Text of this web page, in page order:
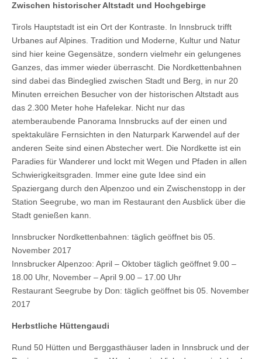
Zwischen historischer Altstadt und Hochgebirge
Tirols Hauptstadt ist ein Ort der Kontraste. In Innsbruck trifft
Urbanes auf Alpines. Tradition und Moderne, Kultur und Natur
sind hier keine Gegensätze, sondern vielmehr ein gelungenes
Ganzes, das immer wieder überrascht. Die Nordkettenbahnen
sind dabei das Bindeglied zwischen Stadt und Berg, in nur 20
Minuten erreichen Besucher von der historischen Altstadt aus
das 2.300 Meter hohe Hafelekar. Nicht nur das
atemberaubende Panorama Innsbrucks auf der einen und
spektakuläre Fernsichten in den Naturpark Karwendel auf der
anderen Seite sind einen Abstecher wert. Die Nordkette ist ein
Paradies für Wanderer und lockt mit Wegen und Pfaden in allen
Schwierigkeitsgraden. Immer eine gute Idee sind ein
Spaziergang durch den Alpenzoo und ein Zwischenstopp in der
Station Seegrube, wo man im Restaurant den Ausblick über die
Stadt genießen kann.
Innsbrucker Nordkettenbahnen: täglich geöffnet bis 05.
November 2017
Innsbrucker Alpenzoo: April – Oktober täglich geöffnet 9.00 –
18.00 Uhr, November – April 9.00 – 17.00 Uhr
Restaurant Seegrube by Don: täglich geöffnet bis 05. November
2017
Herbstliche Hüttengaudi
Rund 50 Hütten und Berggasthäuser laden in Innsbruck und der